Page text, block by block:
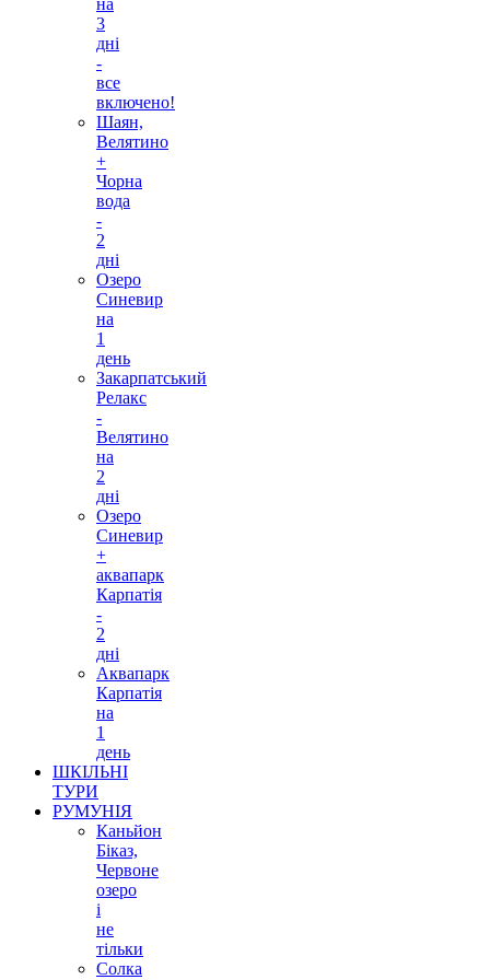
на
3
дні
-
все
включено!
Шаян,
Велятино
+
Чорна
вода
-
2
дні
Озеро
Синевир
на
1
день
Закарпатський
Релакс
-
Велятино
на
2
дні
Озеро
Синевир
+
аквапарк
Карпатія
-
2
дні
Аквапарк
Карпатія
на
1
день
ШКІЛЬНІ
ТУРИ
РУМУНІЯ
Каньйон
Біказ,
Червоне
озеро
і
не
тільки
Солка